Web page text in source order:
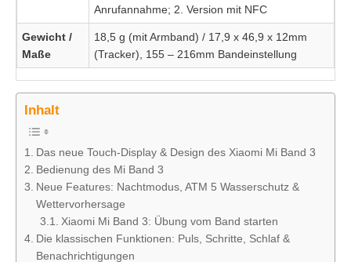
Anrufannahme; 2. Version mit NFC
Gewicht /
Maße
18,5 g (mit Armband) / 17,9 x 46,9 x 12mm
(Tracker), 155 – 216mm Bandeinstellung
Inhalt
Das neue Touch-Display & Design des Xiaomi Mi Band 3
Bedienung des Mi Band 3
Neue Features: Nachtmodus, ATM 5 Wasserschutz &
Wettervorhersage
Xiaomi Mi Band 3: Übung vom Band starten
Die klassischen Funktionen: Puls, Schritte, Schlaf &
Benachrichtigungen